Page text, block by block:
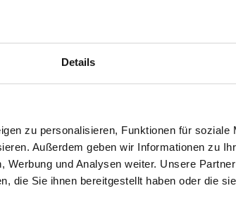
Details
zu personalisieren, Funktionen für soziale
Außerdem geben wir Informationen zu
und Analysen weiter. Unsere
die Sie ihnen bereitgestellt haben oder die